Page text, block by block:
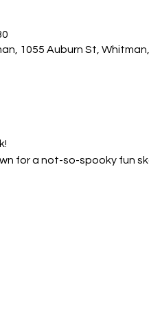
1055 Auburn St,
for a not-so-spooky fun